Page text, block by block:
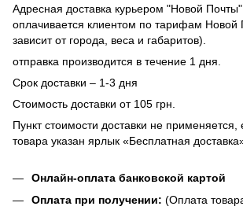
Адресная доставка курьером "Новой
оплачивается клиентом по тарифам Новой
зависит от города, веса и габаритов).
отправка производится в течение 1 дня.
Срок доставки – 1-3 дня
Стоимость доставки от 105 грн.
Пункт стоимости доставки не применяется,
товара указан ярлык «Бесплатная
Онлайн-оплата банковской картой
Оплата при получении: (Оплата